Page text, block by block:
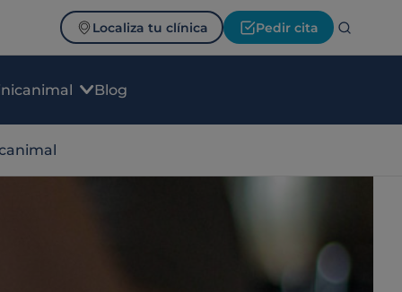
Localiza tu clínica Pedir cita
Blog